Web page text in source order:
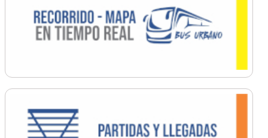
Ordenamiento
Promoción Social
Salud
Secretaría General